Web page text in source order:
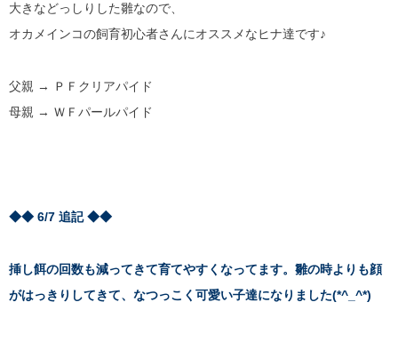
大きなどっしりした雛なので、
オカメインコの飼育初心者さんにオススメなヒナ達です♪
父親 → ＰＦクリアパイド
母親 → ＷＦパールパイド
◆◆ 6/7 追記 ◆◆
挿し餌の回数も減ってきて育てやすくなってます。雛の時よりも顔
がはっきりしてきて、なつっこく可愛い子達になりました(*^_^*)